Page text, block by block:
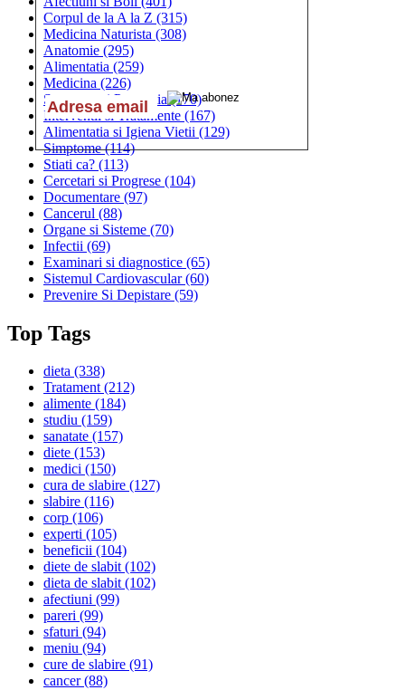
Corpul de la A la Z (315)
Medicina Naturista (308)
Anatomie (295)
Alimentatia (259)
Medicina (226)
Sanatatea si Preventia(170)
Interventii si Tratamente (167)
Alimentatia si Igiena Vietii (129)
Simptome(114)
Stiati ca? (113)
Cercetari si Progrese (104)
Documentare (97)
Cancerul (88)
Organe si Sisteme (70)
Infectii (69)
Examinari si diagnostice (65)
Sistemul Cardiovascular(60)
Prevenire Si Depistare (59)
Top Tags
dieta (338)
Tratament(212)
alimente (184)
studiu (159)
sanatate (157)
diete (153)
medici (150)
cura de slabire (127)
slabire (116)
corp (106)
experti (105)
beneficii (104)
diete de slabit(102)
dieta de slabit(102)
afectiuni (99)
pareri (99)
sfaturi (94)
meniu (94)
cure de slabire (91)
cancer(88)